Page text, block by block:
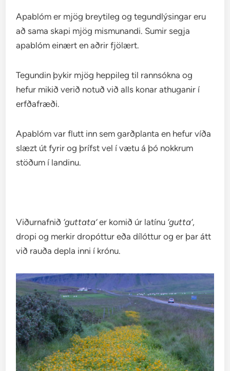
Apablóm er mjög breytileg og tegundlýsingar eru
að sama skapi mjög mismunandi. Sumir segja
apablóm einært en aðrir fjölært.
Tegundin þykir mjög heppileg til rannsókna og
hefur mikið verið notuð við alls konar athuganir í
erfðafræði.
Apablóm var flutt inn sem garðplanta en hefur víða
slæzt út fyrir og þrífst vel í vætu á þó nokkrum
stöðum í landinu.
Viðurnafnið ‘guttata’er komið úr latínu ‘gutta’,
dropi og merkir dropóttur eða dílóttur og er þar átt
við rauða depla inni í krónu.